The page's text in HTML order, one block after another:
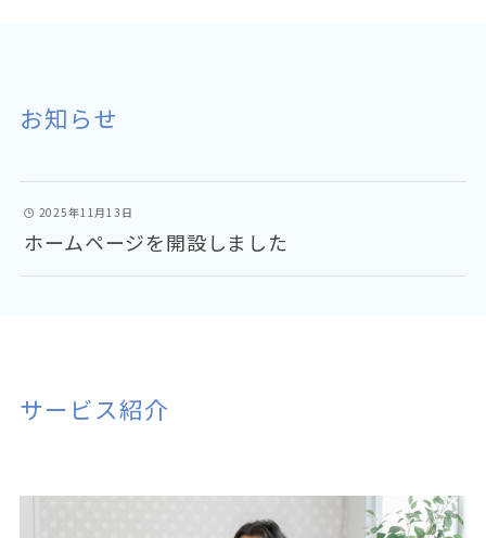
お知らせ
2025年11月13日
ホームページを開設しました
サービス紹介